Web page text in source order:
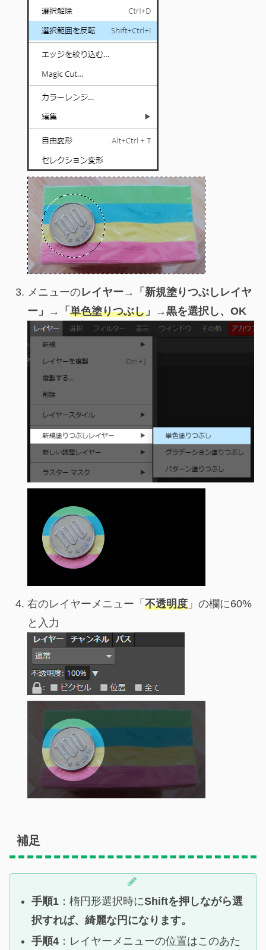
メニューのレイヤー→「新規塗りつぶしレイヤ
ー」→「 単色塗りつぶし」→黒を選択し、OK
右のレイヤーメニュー「 不透明度」の欄に60%
と入力
補足
手順1：楕円形選択時にShiftを押しながら選
択すれば、綺麗な円になります。
手順4：レイヤーメニューの位置はこのあた